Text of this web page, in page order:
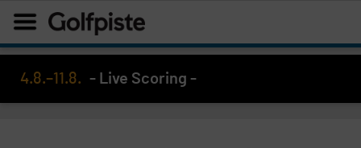
4.8.–11.8. - Live Scoring -